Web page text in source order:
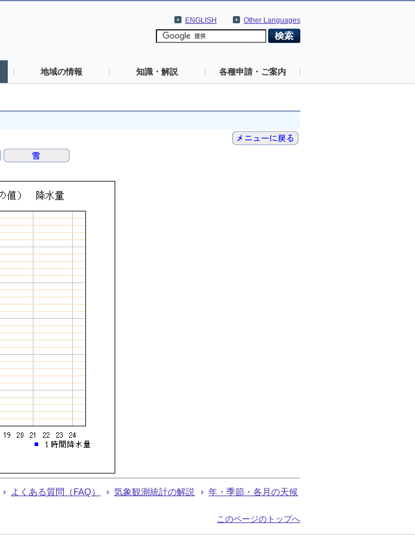
Other Languages
ENGLISH
地域の情報 知識・解説 各種申請・ご案内
よくある質問（FAQ） 気象観測統計の解説 年・季節・各月の天候
このページのトップへ